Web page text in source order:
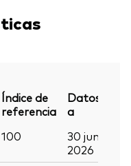
Índice de
referencia
Datos
a
100
30 jun
2026